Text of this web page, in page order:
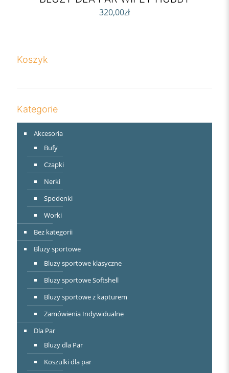
320,00zł
Koszyk
Kategorie
Akcesoria
Bufy
Czapki
Nerki
Spodenki
Worki
Bez kategorii
Bluzy sportowe
Bluzy sportowe klasyczne
Bluzy sportowe Softshell
Bluzy sportowe z kapturem
Zamówienia Indywidualne
Dla Par
Bluzy dla Par
Koszulki dla par